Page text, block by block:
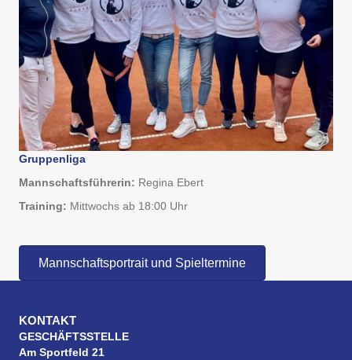
Gruppenliga
Mannschaftsführerin: Regina Ebert
Training: Mittwochs ab 18:00 Uhr
Mannschaftsportrait und Spieltermine
KONTAKT
GESCHÄFTSSTELLE
Am Sportfeld 21